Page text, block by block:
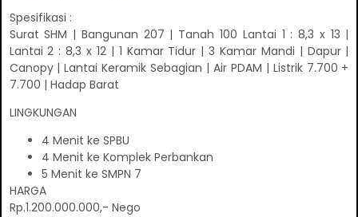
Spesifikasi :
Surat SHM | Bangunan 207 | Tanah 100 Lantai 1 : 8,3 x 13 |
Lantai 2 : 8,3 x 12 | 1 Kamar Tidur | 3 Kamar Mandi | Dapur |
Canopy | Lantai Keramik Sebagian | Air PDAM | Listrik 7.700 +
7.700 | Hadap Barat
LINGKUNGAN
4 Menit ke SPBU
4 Menit ke Komplek Perbankan
5 Menit ke SMPN 7
HARGA
Rp.1.200.000.000,- Nego